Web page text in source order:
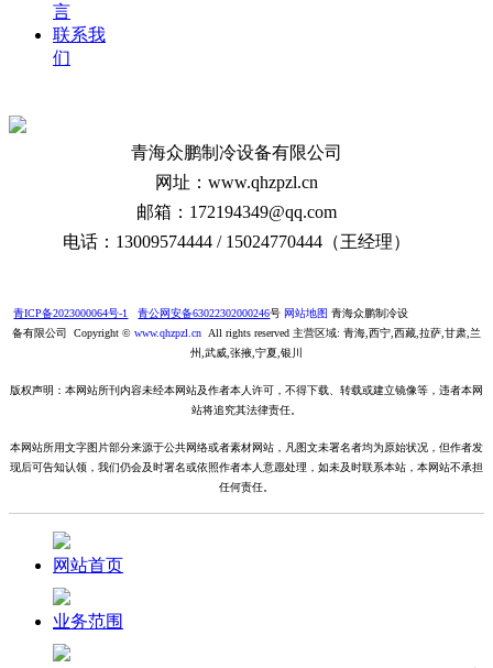
言
联系我
们
青海众鹏制冷设备有限公司
网址：www.qhzpzl.cn
邮箱：172194349@qq.com
电话：13009574444 / 15024770444（王经理）
青ICP备2023000064号-1 青公网安备63022302000246号 网站地图 青海众鹏制冷设
备有限公司 Copyright © www.qhzpzl.cn All rights reserved 主营区域: 青海,西宁,西藏,拉萨,甘肃,兰
州,武威,张掖,宁夏,银川
版权声明：本网站所刊内容未经本网站及作者本人许可，不得下载、转载或建立镜像等，违者本网
站将追究其法律责任。
本网站所用文字图片部分来源于公共网络或者素材网站，凡图文未署名者均为原始状况，但作者发
现后可告知认领，我们仍会及时署名或依照作者本人意愿处理，如未及时联系本站，本网站不承担
任何责任。
网站首页
业务范围